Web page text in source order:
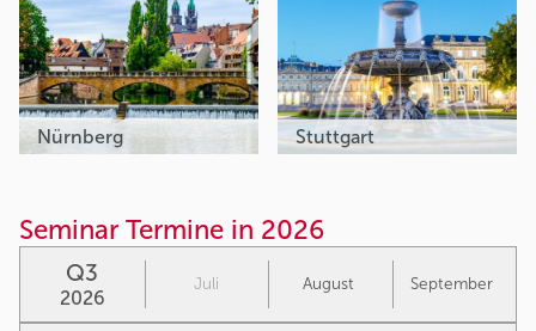
Nürnberg Stuttgart
Seminar Termine in 2026
Q3
2026
Juli August September